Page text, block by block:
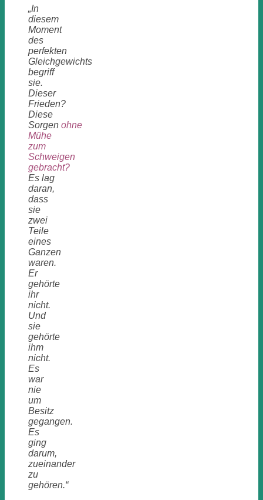
„In
diesem
Moment
des
perfekten
Gleichgewichts
begriff
sie.
Dieser
Frieden?
Diese
Sorgen ohne
Mühe
zum
Schweigen
gebracht?
Es lag
daran,
dass
sie
zwei
Teile
eines
Ganzen
waren.
Er
gehörte
ihr
nicht.
Und
sie
gehörte
ihm
nicht.
Es
war
nie
um
Besitz
gegangen.
Es
ging
darum,
zueinander
zu
gehören.“